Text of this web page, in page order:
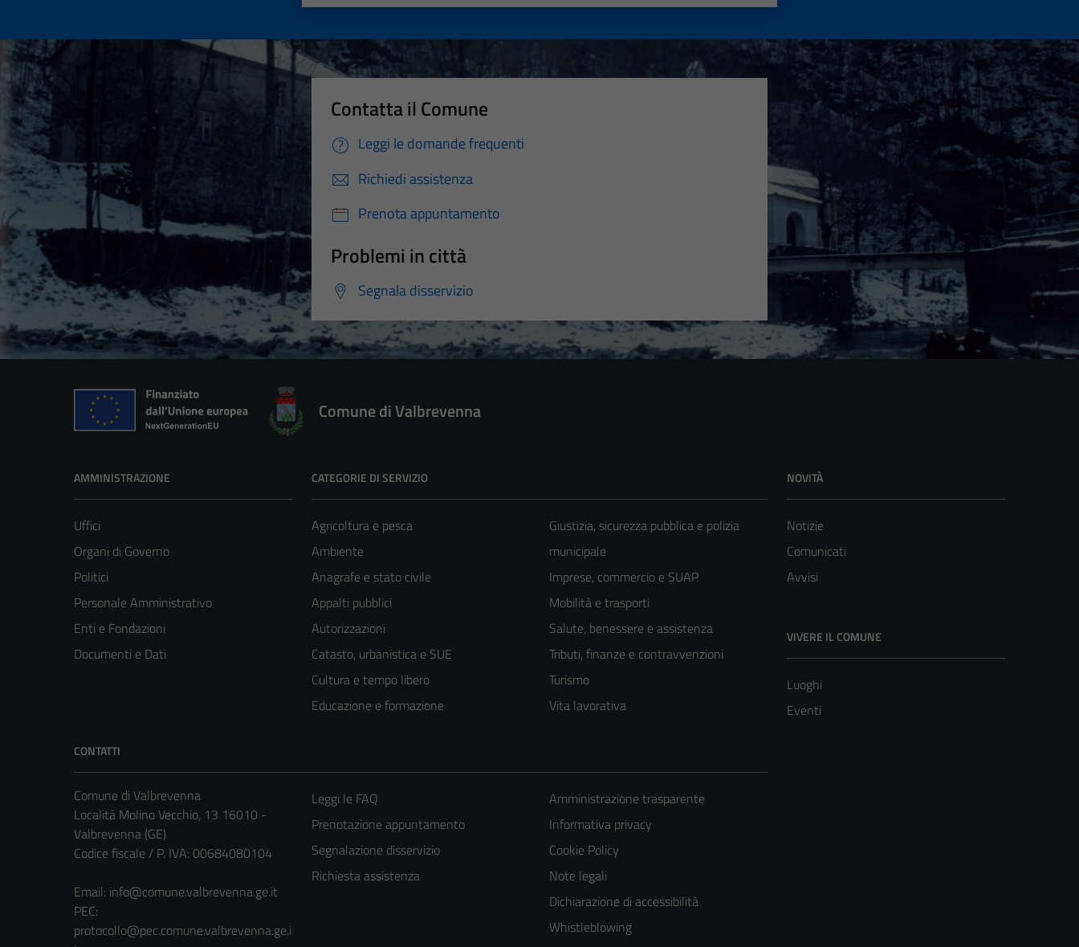
Contatta il Comune
Leggi le domande frequenti
Richiedi assistenza
Prenota appuntamento
Problemi in città
Segnala disservizio
Comune di Valbrevenna
AMMINISTRAZIONE
Uffici
Organi di Governo
Politici
Personale Amministrativo
Enti e Fondazioni
Documenti e Dati
CATEGORIE DI SERVIZIO
Agricoltura e pesca
Ambiente
Anagrafe e stato civile
Appalti pubblici
Autorizzazioni
Catasto, urbanistica e SUE
Cultura e tempo libero
Educazione e formazione
Giustizia, sicurezza pubblica e polizia
municipale
Imprese, commercio e SUAP
Mobilità e trasporti
Salute, benessere e assistenza
Tributi, finanze e contravvenzioni
Turismo
Vita lavorativa
NOVITÀ
Notizie
Comunicati
Avvisi
VIVERE IL COMUNE
Luoghi
Eventi
CONTATTI
Comune di Valbrevenna
Località Molino Vecchio, 13 16010 -
Valbrevenna (GE)
Codice fiscale / P. IVA: 00684080104
Email: info@comune.valbrevenna.ge.it
PEC:
protocollo@pec.comune.valbrevenna.ge.i
Leggi le FAQ
Prenotazione appuntamento
Segnalazione disservizio
Richiesta assistenza
Amministrazione trasparente
Informativa privacy
Cookie Policy
Note legali
Dichiarazione di accessibilità
Whistleblowing
Tecnici